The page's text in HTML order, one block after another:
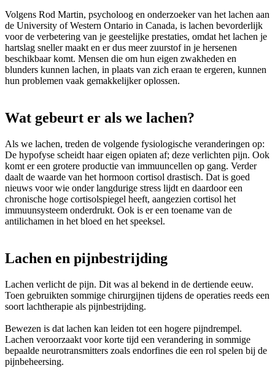
Volgens Rod Martin, psycholoog en onderzoeker van het lachen aan
de University of Western Ontario in Canada, is lachen bevorderlijk
voor de verbetering van je geestelijke prestaties, omdat het lachen je
hartslag sneller maakt en er dus meer zuurstof in je hersenen
beschikbaar komt. Mensen die om hun eigen zwakheden en
blunders kunnen lachen, in plaats van zich eraan te ergeren, kunnen
hun problemen vaak gemakkelijker oplossen.
Wat gebeurt er als we lachen?
Als we lachen, treden de volgende fysiologische veranderingen op:
De hypofyse scheidt haar eigen opiaten af; deze verlichten pijn. Ook
komt er een grotere productie van immuuncellen op gang. Verder
daalt de waarde van het hormoon cortisol drastisch. Dat is goed
nieuws voor wie onder langdurige stress lijdt en daardoor een
chronische hoge cortisolspiegel heeft, aangezien cortisol het
immuunsysteem onderdrukt. Ook is er een toename van de
antilichamen in het bloed en het speeksel.
Lachen en pijnbestrijding
Lachen verlicht de pijn. Dit was al bekend in de dertiende eeuw.
Toen gebruikten sommige chirurgijnen tijdens de operaties reeds een
soort lachtherapie als pijnbestrijding.
Bewezen is dat lachen kan leiden tot een hogere pijndrempel.
Lachen veroorzaakt voor korte tijd een verandering in sommige
bepaalde neurotransmitters zoals endorfines die een rol spelen bij de
pijnbeheersing.